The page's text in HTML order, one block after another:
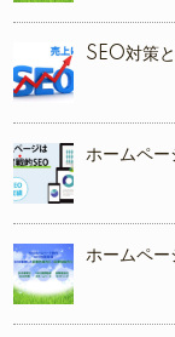
SEO対策
ホームペ
ホームペ